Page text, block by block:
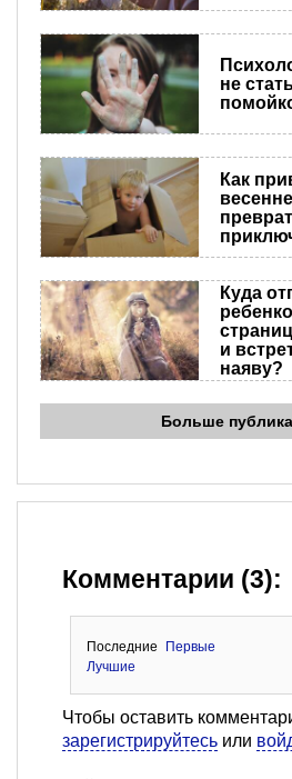
не
Как
Куда
и
наяву?
Больше
Комментарии (3):
Последние
Первые
Лучшие
Чтобы оставить
зарегистрируйтесь или